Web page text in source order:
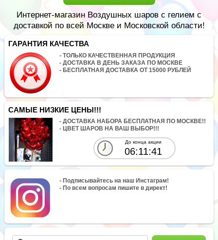
Интернет-магазин Воздушных шаров с гелием с
доставкой по всей Москве и Московской области!
ГАРАНТИЯ КАЧЕСТВА
- ТОЛЬКО КАЧЕСТВЕННАЯ ПРОДУКЦИЯ
- ДОСТАВКА В ДЕНЬ ЗАКАЗА ПО МОСКВЕ
- БЕСПЛАТНАЯ ДОСТАВКА ОТ 15000 РУБЛЕЙ
САМЫЕ НИЗКИЕ ЦЕНЫ!!!
- ДОСТАВКА НАБОРА БЕСПЛАТНАЯ ПО МОСКВЕ!!
- ЦВЕТ ШАРОВ НА ВАШ ВЫБОР!!!
До конца акции
06:11:41
- Подписывайтесь на наш Инстаграм!
- По всем вопросам пишите в директ!